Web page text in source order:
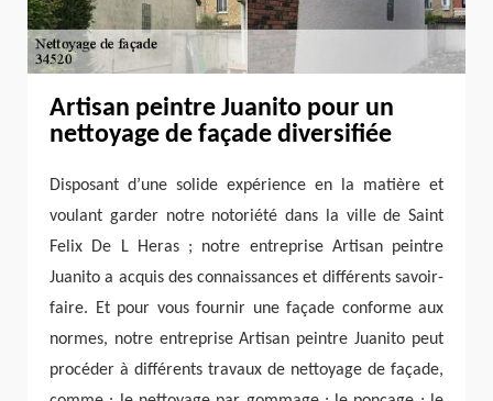
Artisan peintre Juanito pour un
nettoyage de façade diversifiée
Disposant d’une solide expérience en la matière et
voulant garder notre notoriété dans la ville de Saint
Felix De L Heras ; notre entreprise Artisan peintre
Juanito a acquis des connaissances et différents savoir-
faire. Et pour vous fournir une façade conforme aux
normes, notre entreprise Artisan peintre Juanito peut
procéder à différents travaux de nettoyage de façade,